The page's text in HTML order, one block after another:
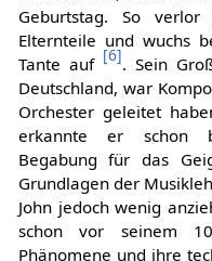
Geburtstag. So
Elternteile und wuchs
Tante auf [6]. Sein
Deutschland, war
Orchester geleitet
erkannte er schon
Begabung für das
Grundlagen der
John jedoch wenig
schon vor seinem
Phänomene und ihre